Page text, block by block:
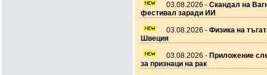
03.08.2026 - Скандал на
фестивал заради ИИ
03.08.2026 - Физика на
Швеция
03.08.2026 - Приложение
за признаци на рак